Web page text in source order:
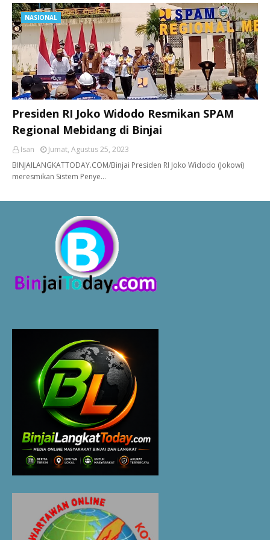
NASIONAL
Presiden RI Joko Widodo Resmikan SPAM
Regional Mebidang di Binjai
Isan
Jumat, Agustus 25, 2023
BINJAILANGKATTODAY.COM/Binjai Presiden RI Joko Widodo (Jokowi)
meresmikan Sistem Penye…